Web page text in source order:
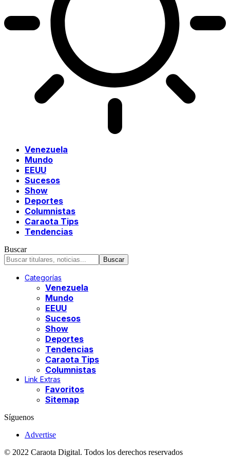
Venezuela
Mundo
EEUU
Sucesos
Show
Deportes
Columnistas
Caraota Tips
Tendencias
Buscar
Categorías
Venezuela
Mundo
EEUU
Sucesos
Show
Deportes
Tendencias
Caraota Tips
Columnistas
Link Extras
Favoritos
Sitemap
Síguenos
Advertise
© 2022 Caraota Digital. Todos los derechos reservados